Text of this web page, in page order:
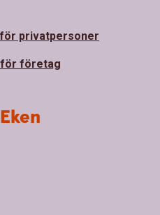
privatpersoner
för företag